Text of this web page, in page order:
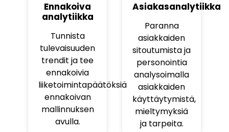
Ennakoiva
analytiikka
Tunnista
tulevaisuuden
trendit ja tee
ennakoivia
liiketoimintapäätöksiä
ennakoivan
mallinnuksen
avulla.
Asiakasanalytiikka
Paranna
asiakkaiden
sitoutumista ja
personointia
analysoimalla
asiakkaiden
käyttäytymistä,
mieltymyksiä
ja tarpeita.